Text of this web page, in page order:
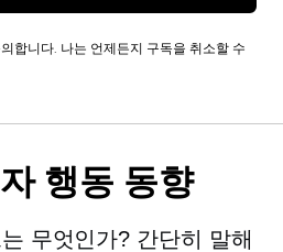
합니다. 나는 언제든지 구독을 취소할 수
행동 동향
무엇인가? 간단히 말해